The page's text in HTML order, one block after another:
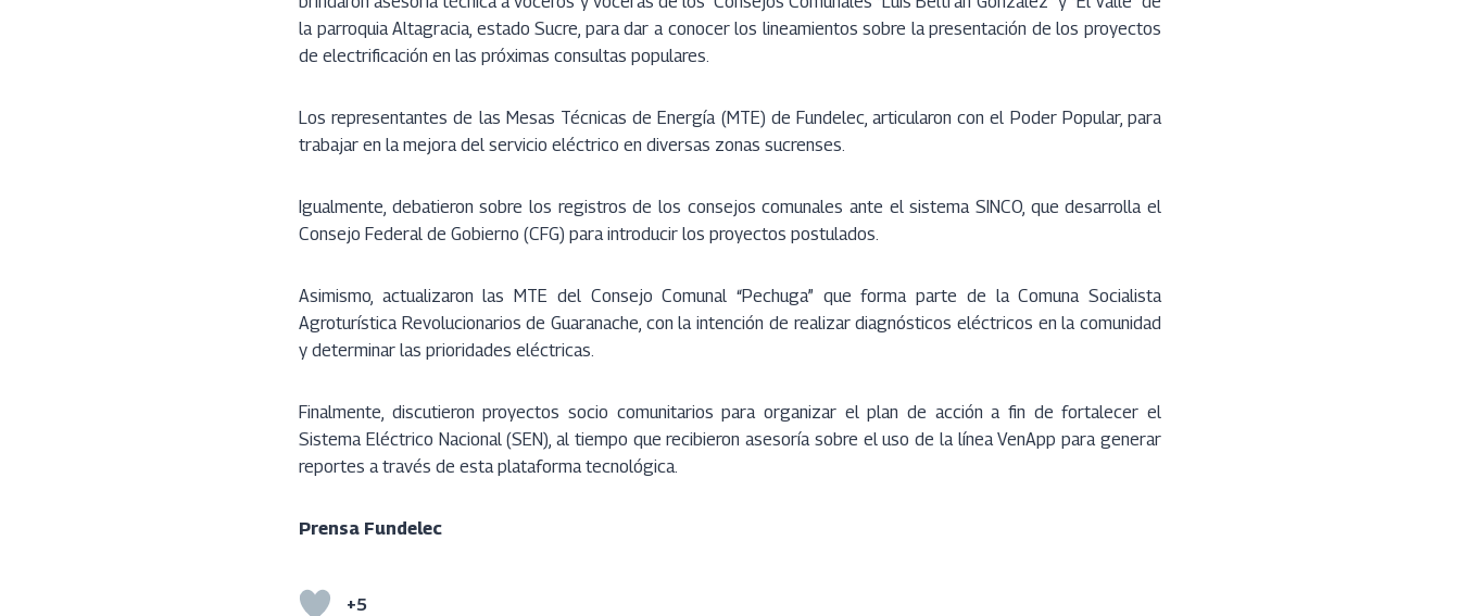
la parroquia Altagracia, estado Sucre, para dar a conocer los lineamientos sobre la presentación de los proyectos
de electrificación en las próximas consultas populares.
Los representantes de las Mesas Técnicas de Energía (MTE) de Fundelec, articularon con el Poder Popular, para
trabajar en la mejora del servicio eléctrico en diversas zonas sucrenses.
Igualmente, debatieron sobre los registros de los consejos comunales ante el sistema SINCO, que desarrolla el
Consejo Federal de Gobierno (CFG) para introducir los proyectos postulados.
Asimismo, actualizaron las MTE del Consejo Comunal “Pechuga” que forma parte de la Comuna Socialista
Agroturística Revolucionarios de Guaranache, con la intención de realizar diagnósticos eléctricos en la comunidad
y determinar las prioridades eléctricas.
Finalmente, discutieron proyectos socio comunitarios para organizar el plan de acción a fin de fortalecer el
Sistema Eléctrico Nacional (SEN), al tiempo que recibieron asesoría sobre el uso de la línea VenApp para generar
reportes a través de esta plataforma tecnológica.
Prensa Fundelec
+5